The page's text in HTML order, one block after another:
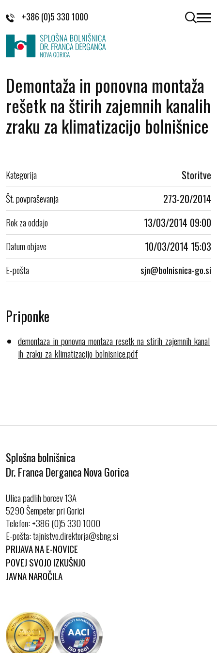
+386 (0)5 330 1000 odpri
Demontaža in ponovna montaža
rešetk na štirih zajemnih kanalih
zraku za klimatizacijo bolnišnice
Kategorija Storitve
Št. povpraševanja 273-20/2014
Rok za oddajo 13/03/2014 09:00
Datum objave 10/03/2014 15:03
E-pošta
Priponke
demontaza_in_ponovna_montaza_resetk_na_stirih_zajemnih_kanal
ih_zraku_za_klimatizacijo_bolnisnice.pdf
Splošna bolnišnica
Dr. Franca Derganca Nova Gorica
Ulica padlih borcev 13A
5290 Šempeter pri Gorici
Telefon:+386 (0)5 330 1000
E-pošta:
PRIJAVA NA E-NOVICE
POVEJ SVOJO IZKUŠNJO
JAVNA NAROČILA